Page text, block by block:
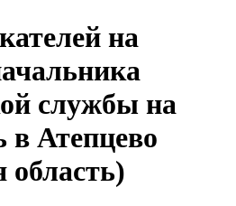
на
службы на
в Атепцево
область)